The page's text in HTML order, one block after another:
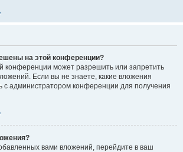
на этой конференции?
конференции может разрешить или запретить
Если вы не знаете, какие вложения
с администратором конференции для получения
вами вложений, перейдите в ваш